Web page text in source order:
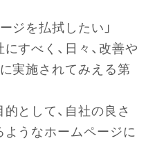
ジを払拭したい」
すべく、日々、改善や
実施されてみえる第
として、自社の良さ
うなホームページに